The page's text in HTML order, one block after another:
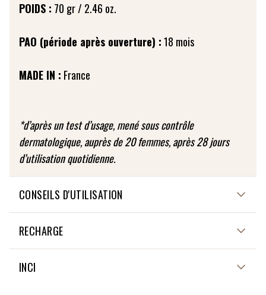
POIDS : 70 gr / 2.46 oz.
PAO (période après ouverture) :18 mois
MADE IN : France
*d’après un test d’usage, mené sous contrôle
dermatologique, auprès de 20 femmes, après 28 jours
d’utilisation quotidienne.
CONSEILS D'UTILISATION
Passez le savon sous l’eau puis faites-le mousser entre
les mains. Appliquez ensuite la mousse sur le visage en
mouvements circulaires. Bien insister sur la zone T du
RECHARGE
Non applicable
INCI